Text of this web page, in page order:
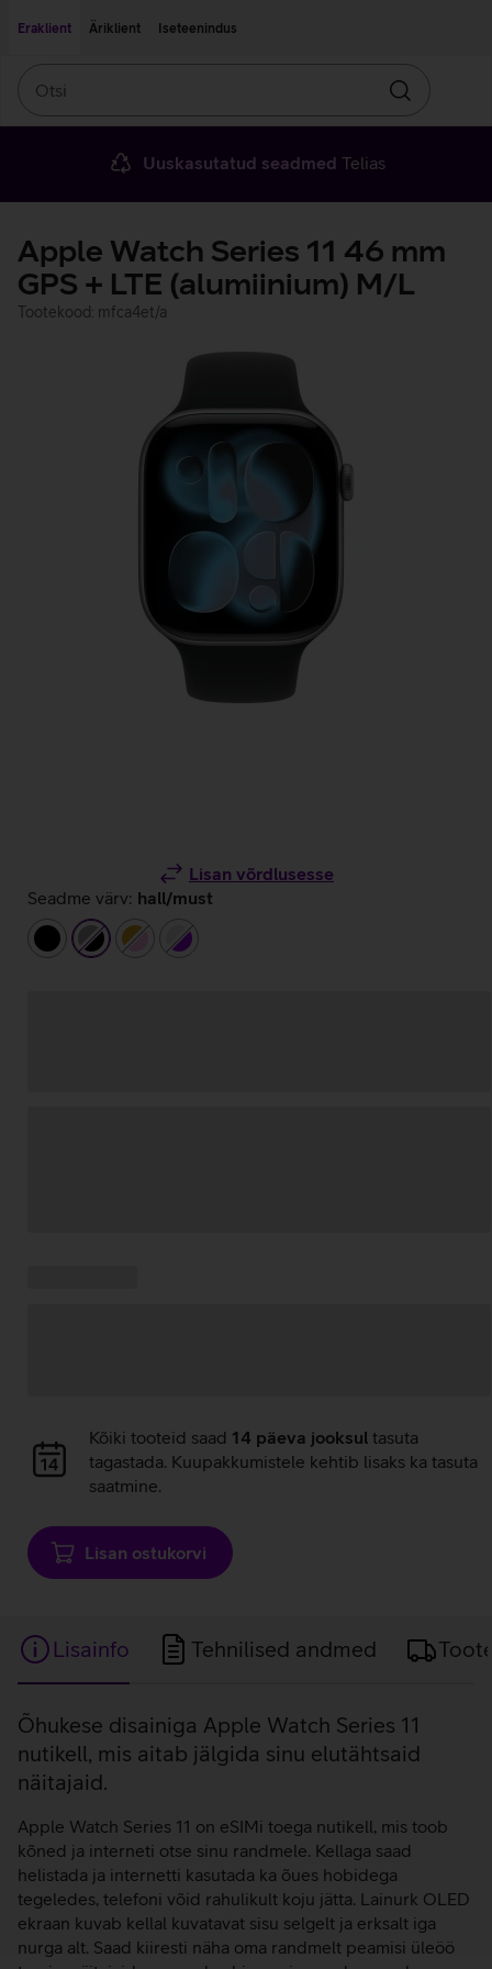
Eraklient
Äriklient Iseteenindus
Otsin
Uuskasutatud seadmed Telias
Apple Watch Series 11 46 mm
GPS + LTE (alumiinium) M/L
Tootekood: mfca4et/a
Lisan võrdlusesse
Seadme värv: hall/must
must
hall/mustkuldne/heleroosa
hõbedane/lilla
Andmete
laadimine
Kõiki tooteid saad 14 päeva jooksul tasuta
tagastada. Kuupakkumistele kehtib lisaks ka tasuta
saatmine.
Lisan ostukorvi
Lisainfo Tehnilised andmed
Lisainfo
Õhukese disainiga Apple Watch Series 11
nutikell, mis aitab jälgida sinu elutähtsaid
näitajaid.
Apple Watch Series 11 on eSIMi toega nutikell, mis toob
kõned ja interneti otse sinu randmele. Kellaga saad
helistada ja internetti kasutada ka õues hobidega
tegeledes, telefoni võid rahulikult koju jätta. Lainurk OLED
ekraan kuvab kellal kuvatavat sisu selgelt ja erksalt iga
nurga alt. Saad kiiresti näha oma randmelt peamisi üleöö